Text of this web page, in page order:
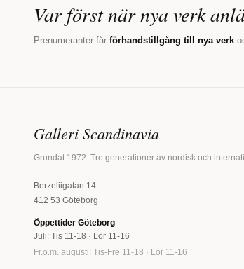
Var först när nya verk
Prenumeranter får förhandstillgång till nya verk
Galleri Scandinavia
Grundat 1972. Tre generationer av nordisk och
Berzeliigatan 14
412 53 Göteborg
Öppettider Göteborg
Juli: Tis 11-18 · Lör 11-16
Fr.o.m. augusti: Tis-Fre 11-18 · Lör 11-16